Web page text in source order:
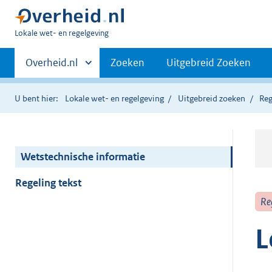
U
hier:
Lokale wet- en regelgeving
Primaire
navigatie
Andere
sites
binnen
Overheid.nl Zoeken Uitgebreid Zoeken
U bent hier: Lokale wet- en regelgeving Uitgebreid zoeken
Wetstechnische informatie
Regeling tekst